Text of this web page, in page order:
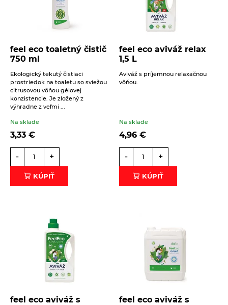
feel eco toaletný čistič
750 ml
Ekologický tekutý čistiaci
prostriedok na toaletu so sviežou
citrusovou vôňou gélovej
konzistencie. Je zložený z
výhradne z veľmi ...
Na sklade
3,33 €
- +
KÚPIŤ
feel eco aviváž relax
1,5 L
Aviváž s príjemnou relaxačnou
vôňou.
Na sklade
4,96 €
- +
KÚPIŤ
feel eco aviváž s
feel eco aviváž s